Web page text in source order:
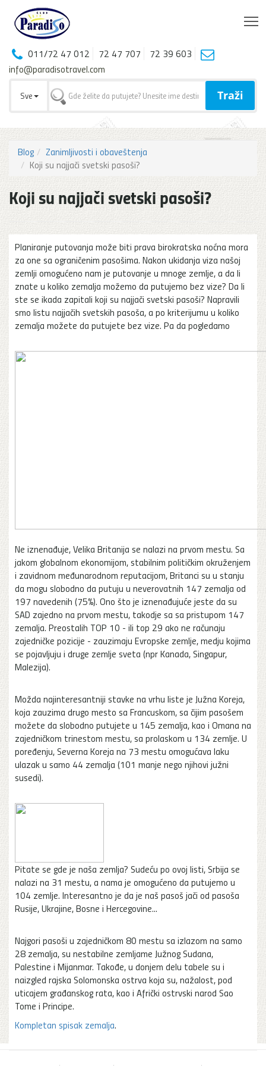
011/72 47 012 72 47 707
72 39 603
info@paradisotravel.com
Sve Traži
Blog
Zanimljivosti i obaveštenja
Koji su najjači svetski pasoši?
Koji su najjači svetski pasoši?
Planiranje putovanja može biti prava birokratska noćna mora
za one sa ograničenim pasošima. Nakon ukidanja viza našoj
zemlji omogućeno nam je putovanje u mnoge zemlje, a da li
znate u koliko zemalja možemo da putujemo bez vize? Da li
ste se ikada zapitali koji su najjači svetski pasoši? Napravili
smo listu najjačih svetskih pasoša, a po kriterijumu u koliko
zemalja možete da putujete bez vize. Pa da pogledamo
Ne iznenađuje, Velika Britanija se nalazi na prvom mestu. Sa
jakom globalnom ekonomijom, stabilnim političkim okruženjem
i zavidnom međunarodnom reputacijom, Britanci su u stanju
da mogu slobodno da putuju u neverovatnih 147 zemalja od
197 navedenih (75%). Ono što je iznenađujuće jeste da su
SAD zajedno na prvom mestu, takodje sa sa pristupom 147
zemalja. Preostalih TOP 10 - ili top 29 ako ne računaju
zajedničke pozicije - zauzimaju Evropske zemlje, medju kojima
se pojavljuju i druge zemlje sveta (npr Kanada, Singapur,
Malezija).
Možda najinteresantniji stavke na vrhu liste je Južna Koreja,
koja zauzima drugo mesto sa Francuskom, sa čijim pasošem
možete da slobodno putujete u 145 zemalja, kao i Omana na
zajedničkom trinestom mestu, sa prolaskom u 134 zemlje. U
poređenju, Severna Koreja na 73 mestu omogućava laku
ulazak u samo 44 zemalja (101 manje nego njihovi južni
susedi).
Pitate se gde je naša zemlja? Sudeću po ovoj listi, Srbija se
nalazi na 31 mestu, a nama je omogućeno da putujemo u
104 zemlje. Interesantno je da je naš pasoš jači od pasoša
Rusije, Ukrajine, Bosne i Hercegovine...
Najgori pasoši u zajedničkom 80 mestu sa izlazom na samo
28 zemalja, su nestabilne zemljame Južnog Sudana,
Palestine i Mijanmar. Takođe, u donjem delu tabele su i
naizgled rajska Solomonska ostrva koja su, nažalost, pod
uticajem građanskog rata, kao i Afrički ostrvski narod Sao
Tome i Principe.
Kompletan spisak zemalja.